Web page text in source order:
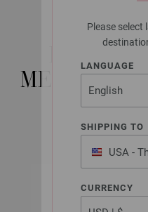
Please select
LANGUAGE
SHIPPING TO
USA -
of America
CURRENCY
MESSING